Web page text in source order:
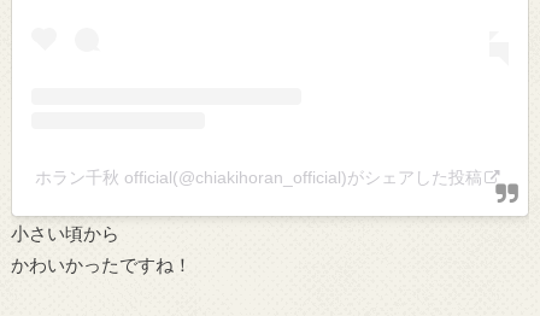
ホラン千秋 official(@chiakihoran_official)がシェアした投稿
小さい頃から
かわいかったですね！